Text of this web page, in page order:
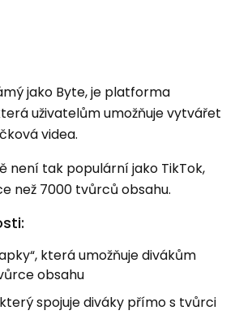
jako Byte, je platforma
uživatelům umožňuje vytvářet
videa.
není tak populární jako TikTok,
než 7000 tvůrců obsahu.
která umožňuje divákům
obsahu
spojuje diváky přímo s tvůrci